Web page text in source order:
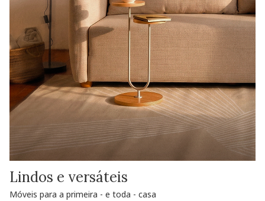
Lindos e versáteis
Móveis para a primeira - e toda - casa